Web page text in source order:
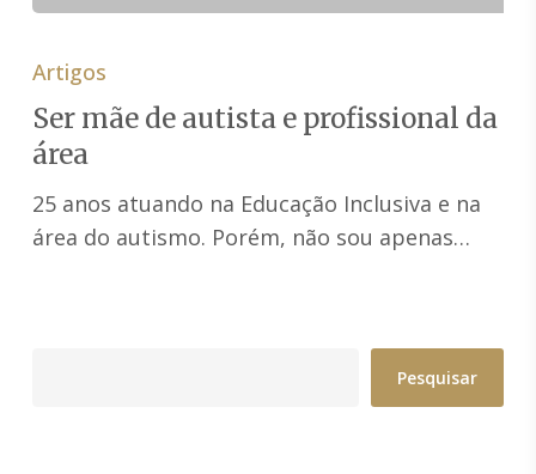
mãe
autista
e
profissional
da
Artigos
Ser mãe de autista e profissional da
área
25 anos atuando na Educação Inclusiva e na
área do autismo. Porém, não sou apenas…
Pesquisar